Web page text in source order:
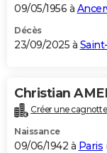
GUIDES D'ACHAT
BONS PLANS
Carte de Noël
Carte Bonne année
Carte Saint-Valentin
Carte Pâques
Carte d'anniversaire
DICTIONNAIRE
Dictionnaire
Biographies
Citations
Expressions
Proverbes
PROGRAMME TV
09/05/1956 à
Décès
23/09/2025 à
Christian
Créer une
Naissance
09/06/1942 à Paris